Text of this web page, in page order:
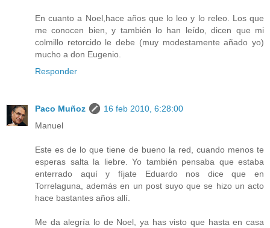
En cuanto a Noel,hace años que lo leo y lo releo. Los que
me conocen bien, y también lo han leído, dicen que mi
colmillo retorcido le debe (muy modestamente añado yo)
mucho a don Eugenio.
Responder
Paco Muñoz
16 feb 2010, 6:28:00
Manuel
Este es de lo que tiene de bueno la red, cuando menos te
esperas salta la liebre. Yo también pensaba que estaba
enterrado aquí y fíjate Eduardo nos dice que en
Torrelaguna, además en un post suyo que se hizo un acto
hace bastantes años allí.
Me da alegría lo de Noel, ya has visto que hasta en casa